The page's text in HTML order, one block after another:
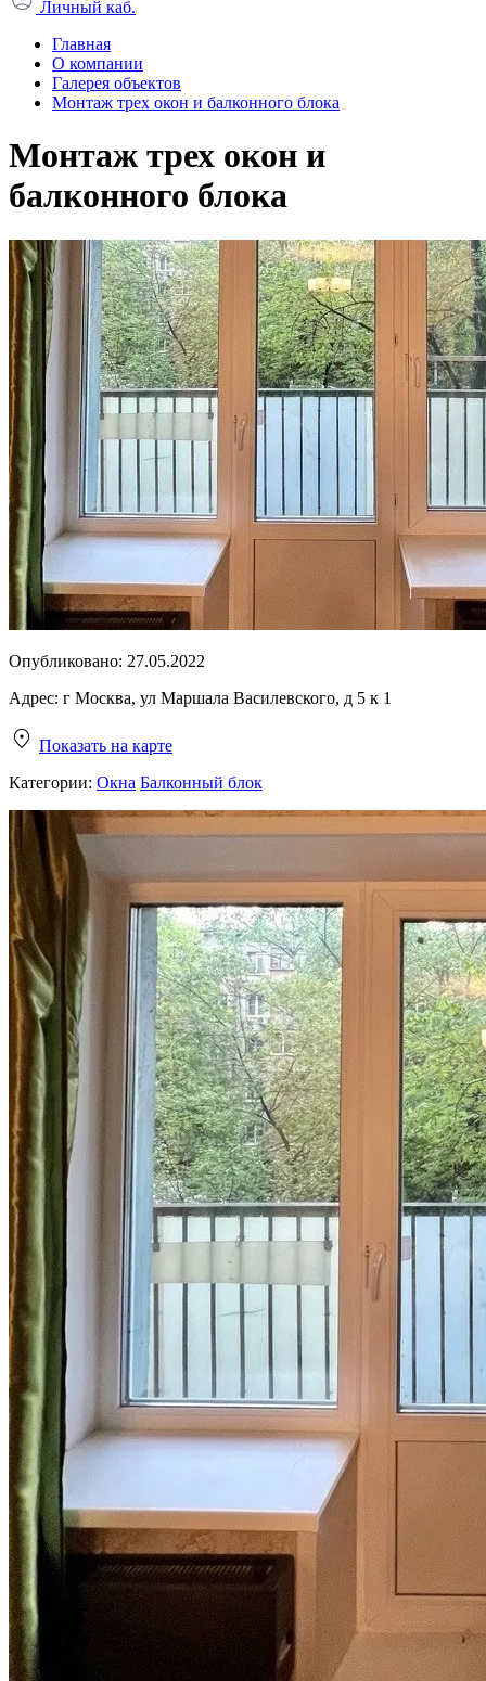
Личный каб.
Главная
О компании
Галерея объектов
Монтаж трех окон и балконного блока
Монтаж трех окон и
балконного блока
Опубликовано: 27.05.2022
Адрес: г Москва, ул Маршала Василевского, д 5 к 1
Показать на карте
Категории: Окна Балконный блок